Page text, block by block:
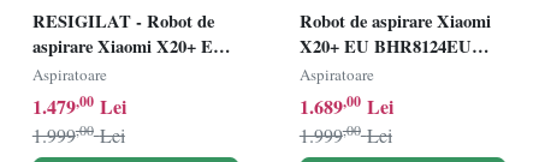
RESIGILAT - Robot de
aspirare Xiaomi X20+ EU
BHR8124EU ,Wi-Fi,
aspirare&spalare
simultana, statie de golire,
75 W, autonomie 140 min,
Aspiratoare
1.479,00 Lei
1.999,00 Lei
Robot de aspirare Xiaomi
X20+ EU BHR8124EU
,Wi-Fi, aspirare&spalare
simultana, statie de golire,
75 W, autonomie 140 min,
6000Pa, colectare automata
Aspiratoare
1.689,00 Lei
1.999,00 Lei